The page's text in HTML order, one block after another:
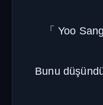
「 Yoo
Bunu